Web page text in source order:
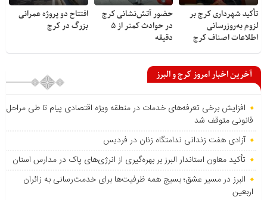
تأکید شهرداری کرج بر
لزوم به‌روزرسانی
اطلاعات اصناف کرج
حضور آتش‌نشانی کرج
در حوادث کمتر از ۵
دقیقه
افتتاح دو پروژه عمرانی
بزرگ در کرج
آخرین اخبار امروز کرج و البرز
افزایش برخی تعرفه‌های خدمات در منطقه ویژه اقتصادی پیام تا طی مراحل
قانونی متوقف شد
آزادی هفت زندانی ندامتگاه زنان در فردیس
تأکید معاون استاندار البرز بر بهره‌گیری از انرژی‌های پاک در مدارس استان
البرز در مسیر عشق؛ بسیج همه ظرفیت‌ها برای خدمت‌رسانی به زائران
اربعین